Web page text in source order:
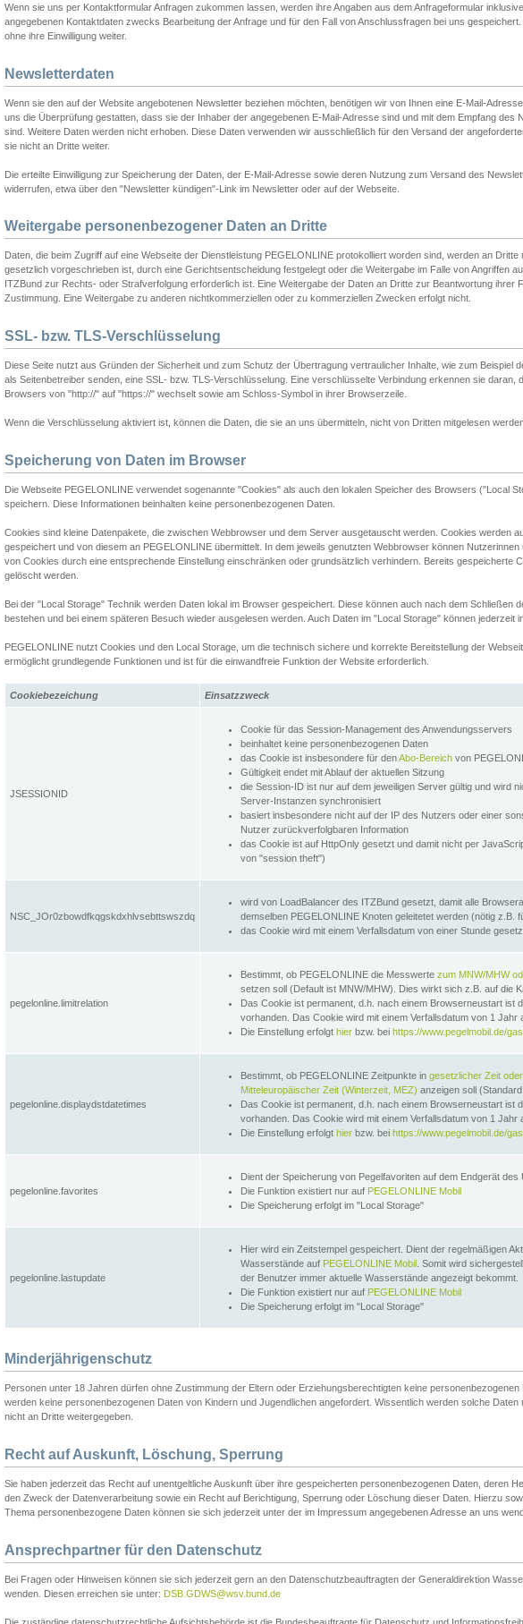
Wenn sie uns per Kontaktformular Anfragen zukommen lassen, werden ihre Angaben aus dem Anfrageformular
angegebenen Kontaktdaten zwecks Bearbeitung der Anfrage und für den Fall von Anschlussfragen bei uns
ohne ihre Einwilligung weiter.
Newsletterdaten
Wenn sie den auf der Website angebotenen Newsletter beziehen möchten, benötigen wir von Ihnen eine E-Mail-
uns die Überprüfung gestatten, dass sie der Inhaber der angegebenen E-Mail-Adresse sind und mit dem Empfang des
sind. Weitere Daten werden nicht erhoben. Diese Daten verwenden wir ausschließlich für den Versand der
sie nicht an Dritte weiter.
Die erteilte Einwilligung zur Speicherung der Daten, der E-Mail-Adresse sowie deren Nutzung zum Versand des
widerrufen, etwa über den "Newsletter kündigen"-Link im Newsletter oder auf der Webseite.
Weitergabe personenbezogener Daten an Dritte
Daten, die beim Zugriff auf eine Webseite der Dienstleistung PEGELONLINE protokolliert worden sind, werden an Dritte
gesetzlich vorgeschrieben ist, durch eine Gerichtsentscheidung festgelegt oder die Weitergabe im Falle von Angriffen
ITZBund zur Rechts- oder Strafverfolgung erforderlich ist. Eine Weitergabe der Daten an Dritte zur Beantwortung ihrer
Zustimmung. Eine Weitergabe zu anderen nichtkommerziellen oder zu kommerziellen Zwecken erfolgt nicht.
SSL- bzw. TLS-Verschlüsselung
Diese Seite nutzt aus Gründen der Sicherheit und zum Schutz der Übertragung vertraulicher Inhalte, wie zum Beispiel
als Seitenbetreiber senden, eine SSL- bzw. TLS-Verschlüsselung. Eine verschlüsselte Verbindung erkennen sie daran,
Browsers von "http://" auf "https://" wechselt sowie am Schloss-Symbol in ihrer Browserzeile.
Wenn die Verschlüsselung aktiviert ist, können die Daten, die sie an uns übermitteln, nicht von Dritten mitgelesen
Speicherung von Daten im Browser
Die Webseite PEGELONLINE verwendet sogenannte "Cookies" als auch den lokalen Speicher des Browsers ("Local
speichern. Diese Informationen beinhalten keine personenbezogenen Daten.
Cookies sind kleine Datenpakete, die zwischen Webbrowser und dem Server ausgetauscht werden. Cookies werden
gespeichert und von diesem an PEGELONLINE übermittelt. In dem jeweils genutzten Webbrowser können Nutzerinnen
von Cookies durch eine entsprechende Einstellung einschränken oder grundsätzlich verhindern. Bereits gespeicherte
gelöscht werden.
Bei der "Local Storage" Technik werden Daten lokal im Browser gespeichert. Diese können auch nach dem Schließen
bestehen und bei einem späteren Besuch wieder ausgelesen werden. Auch Daten im "Local Storage" können jederzeit
PEGELONLINE nutzt Cookies und den Local Storage, um die technisch sichere und korrekte Bereitstellung der
ermöglicht grundlegende Funktionen und ist für die einwandfreie Funktion der Website erforderlich.
Cookiebezeichung Einsatzzweck
JSESSIONID
Cookie für das Session-Management des Anwendungsservers
beinhaltet keine personenbezogenen Daten
das Cookie ist insbesondere für denAbo-Bereich von
Gültigkeit endet mit Ablauf der aktuellen Sitzung
die Session-ID ist nur auf dem jeweiligen Server gültig und wird
Server-Instanzen synchronisiert
basiert insbesondere nicht auf der IP des Nutzers oder einer
Nutzer zurückverfolgbaren Information
das Cookie ist auf HttpOnly gesetzt und damit nicht per
von "session theft")
NSC_JOr0zbowdfkqgskdxhlvsebttswszdq
wird von LoadBalancer des ITZBund gesetzt, damit alle
demselben PEGELONLINE Knoten geleitetet werden (nötig z.B.
das Cookie wird mit einem Verfallsdatum von einer Stunde
pegelonline.limitrelation
Bestimmt, ob PEGELONLINE die Messwerte zum MNW/MHW
setzen soll (Default ist MNW/MHW). Dies wirkt sich z.B. auf die
Das Cookie ist permanent, d.h. nach einem Browserneustart ist
vorhanden. Das Cookie wird mit einem Verfallsdatum von 1 Jahr
Die Einstellung erfolgt hier bzw. bei https://www.pegelmobil.de/
pegelonline.displaydstdatetimes
Bestimmt, ob PEGELONLINE Zeitpunkte in gesetzlicher Zeit
Mitteleuropäischer Zeit (Winterzeit, MEZ) anzeigen soll
Das Cookie ist permanent, d.h. nach einem Browserneustart ist
vorhanden. Das Cookie wird mit einem Verfallsdatum von 1 Jahr
Die Einstellung erfolgt hier bzw. bei https://www.pegelmobil.de/
pegelonline.favorites
Dient der Speicherung von Pegelfavoriten auf dem Endgerät des
Die Funktion existiert nur auf PEGELONLINE Mobil
Die Speicherung erfolgt im "Local Storage"
pegelonline.lastupdate
Hier wird ein Zeitstempel gespeichert. Dient der regelmäßigen
Wasserstände auf PEGELONLINE Mobil . Somit wird
der Benutzer immer aktuelle Wasserstände angezeigt bekommt.
Die Funktion existiert nur auf PEGELONLINE Mobil
Die Speicherung erfolgt im "Local Storage"
Minderjährigenschutz
Personen unter 18 Jahren dürfen ohne Zustimmung der Eltern oder Erziehungsberechtigten keine personenbezogenen
werden keine personenbezogenen Daten von Kindern und Jugendlichen angefordert. Wissentlich werden solche Daten
nicht an Dritte weitergegeben.
Recht auf Auskunft, Löschung, Sperrung
Sie haben jederzeit das Recht auf unentgeltliche Auskunft über ihre gespeicherten personenbezogenen Daten, deren
den Zweck der Datenverarbeitung sowie ein Recht auf Berichtigung, Sperrung oder Löschung dieser Daten. Hierzu
Thema personenbezogene Daten können sie sich jederzeit unter der im Impressum angegebenen Adresse an uns
Ansprechpartner für den Datenschutz
Bei Fragen oder Hinweisen können sie sich jederzeit gern an den Datenschutzbeauftragten der Generaldirektion
wenden. Diesen erreichen sie unter: DSB.GDWS@wsv.bund.de